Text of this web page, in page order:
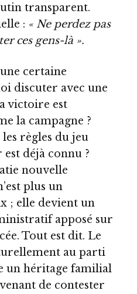
transparent.
: « Ne perdez pas
ces gens-là ».
certaine
discuter avec une
victoire est
la campagne ?
règles du jeu
déjà connu ?
nouvelle
plus un
; elle devient un
apposé sur
Tout est dit. Le
au parti
un héritage familial
de contester